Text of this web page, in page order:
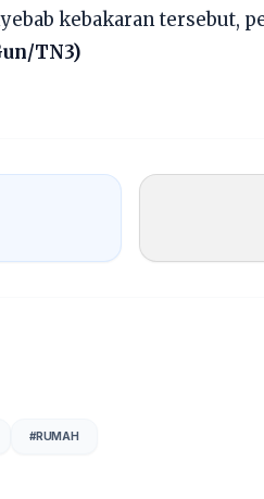
kebakaran tersebut,
TN3)
#RUMAH